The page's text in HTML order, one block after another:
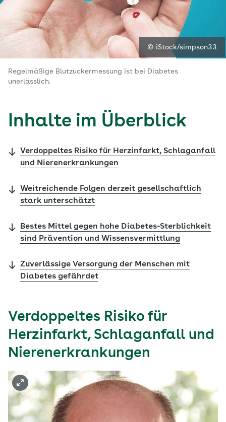
© iStock/simpson33
Regelmäßige Blutzuckermessung ist bei Diabetes
unerlässlich.
Inhalte im Überblick
Verdoppeltes Risiko für Herzinfarkt, Schlaganfall
und Nierenerkrankungen
Weitreichende Folgen derzeit gesellschaftlich
stark unterschätzt
Bestes Mittel gegen hohe Diabetes-Sterblichkeit
sind Prävention und Wissensvermittlung
Zuverlässige Versorgung der Menschen mit
Diabetes gefährdet
Verdoppeltes Risiko für
Herzinfarkt, Schlaganfall und
Nierenerkrankungen